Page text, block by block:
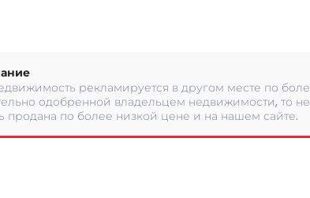
рекламируется в другом месте по
одобренной владельцем недвижимости, то
продана по более низкой цене и на нашем сайте.